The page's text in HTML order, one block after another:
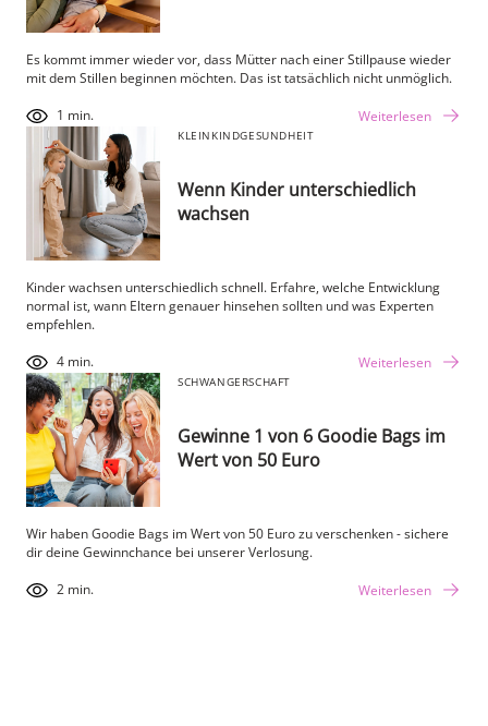
Es kommt immer wieder vor, dass Mütter nach einer Stillpause wieder
mit dem Stillen beginnen möchten. Das ist tatsächlich nicht unmöglich.
Weiterlesen
1 min.
KLEINKINDGESUNDHEIT
Wenn Kinder unterschiedlich
wachsen
Kinder wachsen unterschiedlich schnell. Erfahre, welche Entwicklung
normal ist, wann Eltern genauer hinsehen sollten und was Experten
empfehlen.
Weiterlesen
4 min.
SCHWANGERSCHAFT
Gewinne 1 von 6 Goodie Bags im
Wert von 50 Euro
Wir haben Goodie Bags im Wert von 50 Euro zu verschenken - sichere
dir deine Gewinnchance bei unserer Verlosung.
Weiterlesen
2 min.